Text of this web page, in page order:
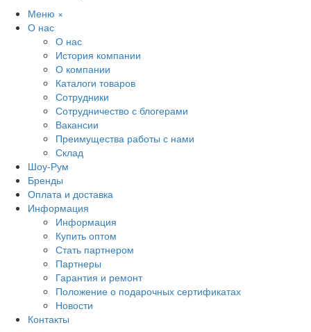
Меню ×
О нас
О нас
История компании
О компании
Каталоги товаров
Сотрудники
Сотрудничество с блогерами
Вакансии
Преимущества работы с нами
Склад
Шоу-Рум
Бренды
Оплата и доставка
Информация
Информация
Купить оптом
Стать партнером
Партнеры
Гарантия и ремонт
Положение о подарочных сертификатах
Новости
Контакты